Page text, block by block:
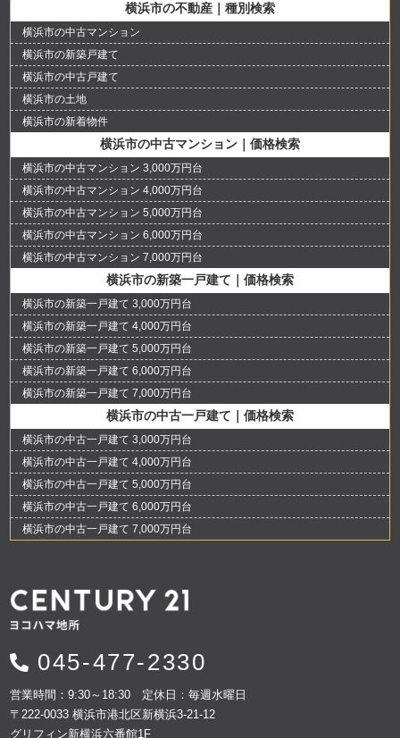
横浜市の不動産｜種別検索
横浜市の中古マンション
横浜市の新築戸建て
横浜市の中古戸建て
横浜市の土地
横浜市の新着物件
横浜市の中古マンション｜価格検索
横浜市の中古マンション 3,000万円台
横浜市の中古マンション 4,000万円台
横浜市の中古マンション 5,000万円台
横浜市の中古マンション 6,000万円台
横浜市の中古マンション 7,000万円台
横浜市の新築一戸建て｜価格検索
横浜市の新築一戸建て 3,000万円台
横浜市の新築一戸建て 4,000万円台
横浜市の新築一戸建て 5,000万円台
横浜市の新築一戸建て 6,000万円台
横浜市の新築一戸建て 7,000万円台
横浜市の中古一戸建て｜価格検索
横浜市の中古一戸建て 3,000万円台
横浜市の中古一戸建て 4,000万円台
横浜市の中古一戸建て 5,000万円台
横浜市の中古一戸建て 6,000万円台
横浜市の中古一戸建て 7,000万円台
045-477-2330
営業時間：9:30～18:30 定休日：毎週水曜日
〒222-0033 横浜市港北区新横浜3-21-12
グリフィン新横浜六番館1F